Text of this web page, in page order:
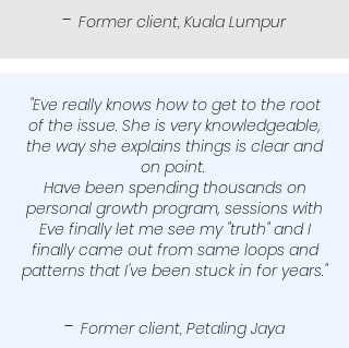
- Former client, Kuala Lumpur
"Eve really knows how to get to the root
of the issue. She is very knowledgeable,
the way she explains things is clear and
on point.
Have been spending thousands on
personal growth program, sessions with
Eve finally let me see my "truth" and I
finally came out from same loops and
patterns that I've been stuck in for years."
- Former client, Petaling Jaya